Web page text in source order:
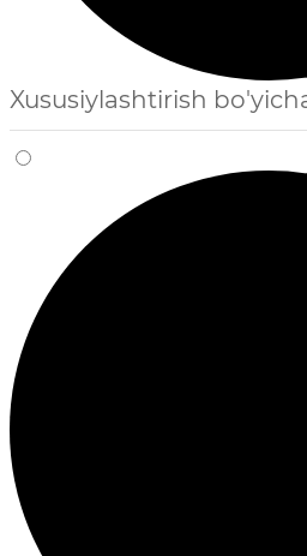
Xususiylashtirish